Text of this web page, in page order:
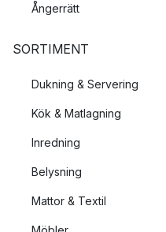
Ångerrätt
SORTIMENT
Dukning & Servering
Kök & Matlagning
Inredning
Belysning
Mattor & Textil